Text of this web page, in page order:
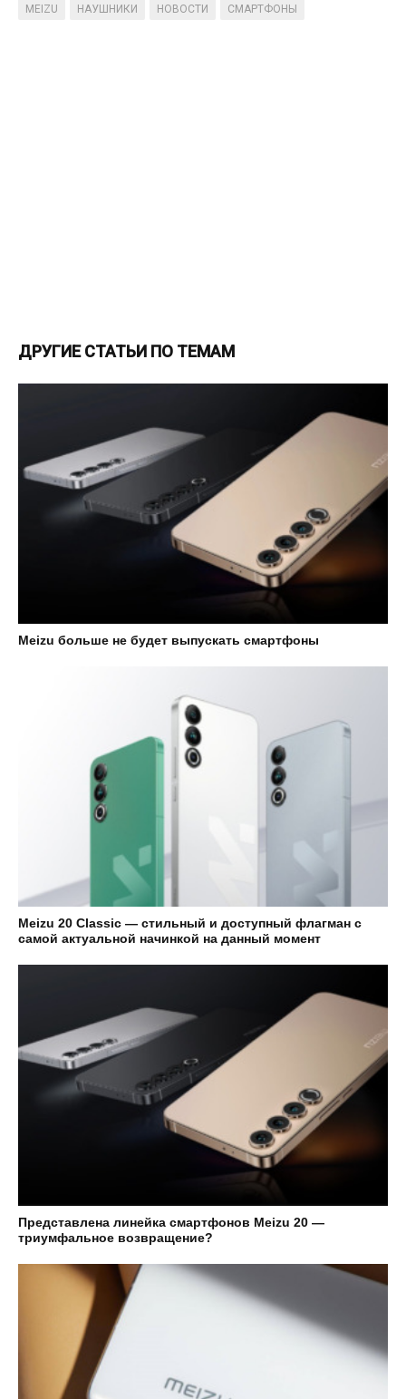
MEIZU НАУШНИКИ НОВОСТИ СМАРТФОНЫ
ДРУГИЕ СТАТЬИ ПО ТЕМАМ
Meizu больше не будет выпускать смартфоны
Meizu 20 Classic — стильный и доступный флагман с
самой актуальной начинкой на данный момент
Представлена линейка смартфонов Meizu 20 —
триумфальное возвращение?